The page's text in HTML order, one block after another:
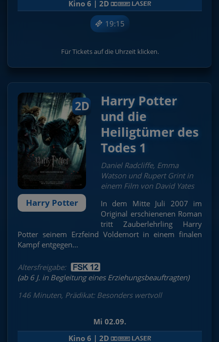
Kino 6 | 2D
19:15
Für Tickets auf die Uhrzeit klicken.
2D
Harry Potter
Harry Potter
und die
Heiligtümer des
Todes 1
Daniel Radcliffe, Emma
Watson und Rupert Grint in
einem Film von David Yates
In dem Mitte Juli 2007 im
Original erschienenen Roman
tritt Zauberlehrling Harry
Potter seinem Erzfeind Voldemort in einem finalen
Kampf entgegen...
Altersfreigabe:
(ab 6 J. in Begleitung eines Erziehungsbeauftragten)
146 Minuten, Prädikat: Besonders wertvoll
Mi 02.09.
Kino 6 | 2D